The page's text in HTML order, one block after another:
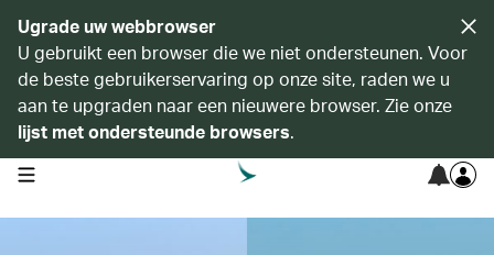
Ugrade uw webbrowser
U gebruikt een browser die we niet ondersteunen. Voor
de beste gebruikerservaring op onze site, raden we u
aan te upgraden naar een nieuwere browser. Zie onze
lijst met ondersteunde browsers.
open navigation menu